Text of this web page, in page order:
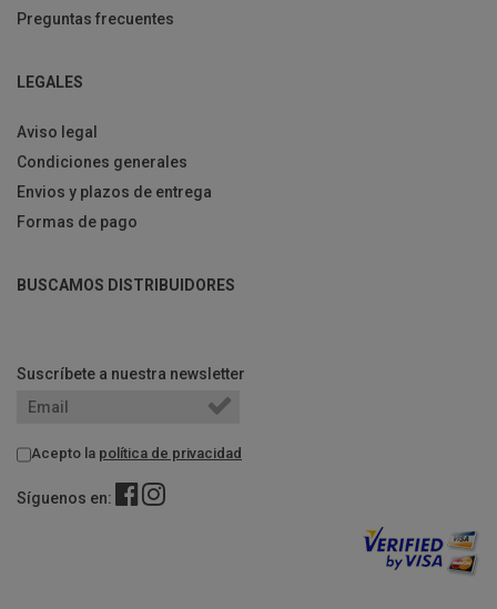
Preguntas frecuentes
LEGALES
Aviso legal
Condiciones generales
Envios y plazos de entrega
Formas de pago
BUSCAMOS DISTRIBUIDORES
Suscríbete a nuestra newsletter
Acepto la política de privacidad
Síguenos en: